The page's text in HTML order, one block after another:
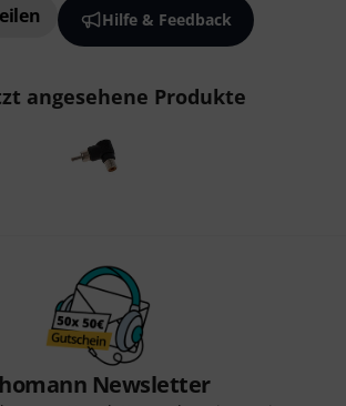
Hilfe & Feedback
angesehene Produkte
Newsletter